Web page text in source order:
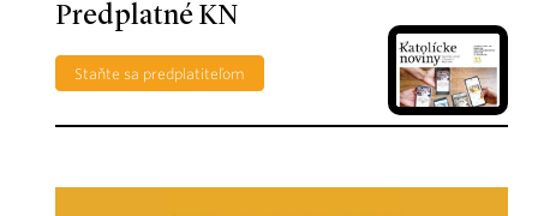
Predplatné KN
Staňte sa predplatiteľom